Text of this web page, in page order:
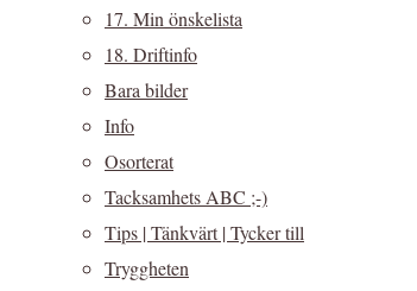
17. Min önskelista
18. Driftinfo
Bara bilder
Info
Osorterat
Tacksamhets ABC ;-)
Tips | Tänkvärt | Tycker till
Tryggheten